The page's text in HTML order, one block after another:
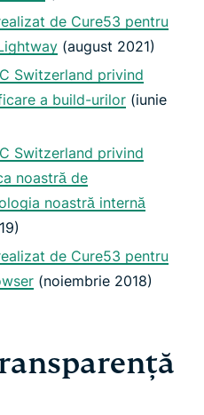
de Cure53 pentru
(august 2021)
Switzerland privind
a build-urilor (iunie
Switzerland privind
noastră de
noastră internă
de Cure53 pentru
(noiembrie 2018)